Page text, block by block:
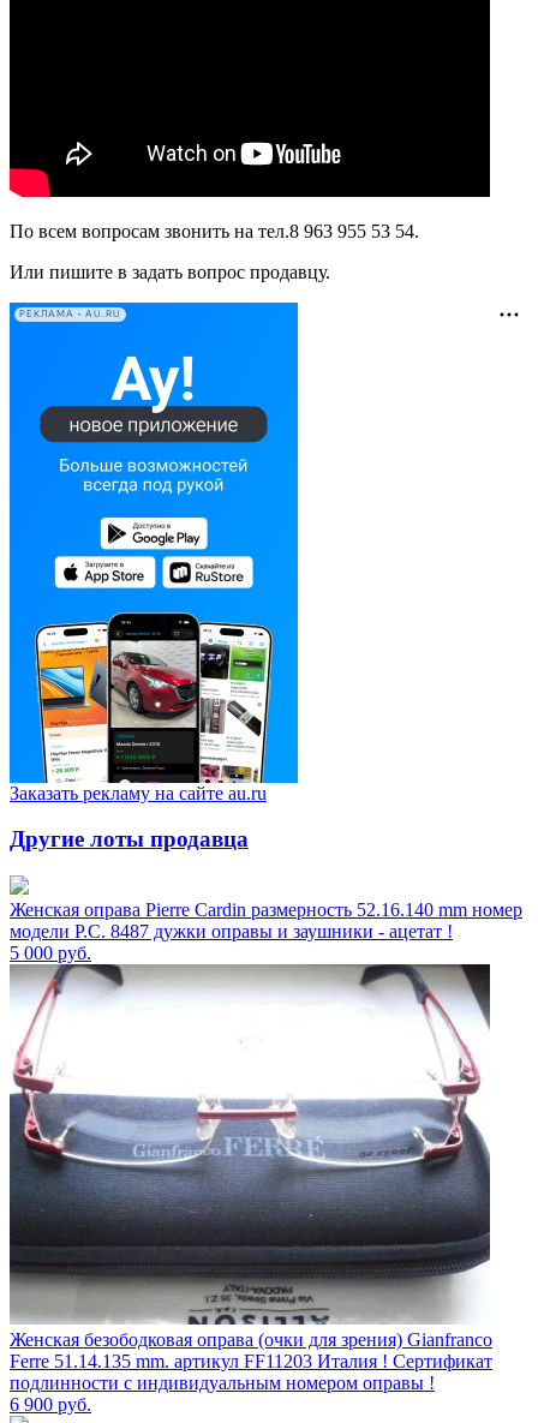
По всем вопросам звонить на тел.8 963 955 53 54.
Или пишите в задать вопрос продавцу.
РЕКЛАМА • AU.RU
Заказать рекламу на сайте au.ru
Другие лоты продавца
Женская оправа Pierre Cardin размерность 52.16.140 mm номер
модели P.C. 8487 дужки оправы и заушники - ацетат !
5 000 руб.
Женская безободковая оправа (очки для зрения) Gianfranco
Ferre 51.14.135 mm. артикул FF11203 Италия ! Сертификат
подлинности с индивидуальным номером оправы !
6 900 руб.